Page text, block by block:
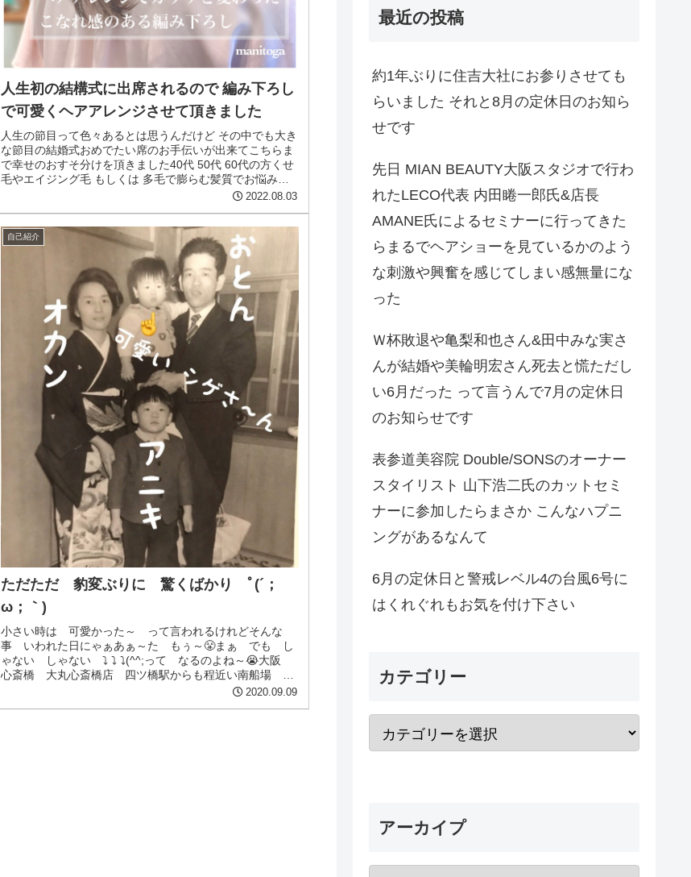
人生初の結構式に出席されるので 編み下ろし
で可愛くヘアアレンジさせて頂きました
人生の節目って色々あるとは思うんだけど その中でも大き
な節目の結婚式おめでたい席のお手伝いが出来てこちらま
で幸せのおすそ分けを頂きました40代 50代 60代の方くせ
毛やエイジング毛 もしくは 多毛で膨らむ髪質でお悩みな
2022.08.03
自己紹介
ただただ 豹変ぶりに 驚くばかり ﾟ(´；
ω；｀)
小さい時は 可愛かった～ って言われるけれどそんな
事 いわれた日にゃぁあぁ～た もぅ～😤まぁ でも し
ゃない しゃない ⤵︎ ⤵︎ ⤵︎(^^;って なるのよね～😭大阪
心斎橋 大丸心斎橋店 四ツ橋駅からも程近い南船場 美
2020.09.09
最近の投稿
約1年ぶりに住吉大社にお参りさせても
らいました それと8月の定休日のお知ら
せです
先日 MIAN BEAUTY大阪スタジオで行わ
れたLECO代表 内田睠一郎氏&店長
AMANE氏によるセミナーに行ってきた
らまるでヘアショーを見ているかのよう
な刺激や興奮を感じてしまい感無量にな
った
Ｗ杯敗退や亀梨和也さん&田中みな実さ
んが結婚や美輪明宏さん死去と慌ただし
い6月だった って言うんで7月の定休日
のお知らせです
表参道美容院 Double/SONSのオーナー
スタイリスト 山下浩二氏のカットセミ
ナーに参加したらまさか こんなハプニ
ングがあるなんて
6月の定休日と警戒レベル4の台風6号に
はくれぐれもお気を付け下さい
カテゴリー
アーカイプ